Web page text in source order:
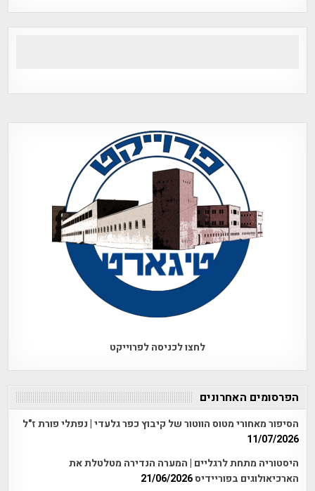
לחצו לכניסה לפרוייקט
הפרסומים האחרונים
הסיפור מאחורי מטוס הווטור של קיבוץ כפר גלעדי | נפתלי פורת ז"ל
11/07/2026
היסטוריה מתחת לרגליים | המערה הנדירה מטלטלת את
הארכיאולוגים בפוריידיס21/06/2026